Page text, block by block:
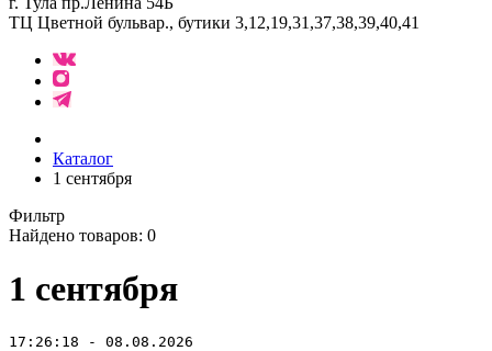
ТЦ Цветной бульвар., бутики 3,12,19,31,37,38,39,40,41
Каталог
1 сентября
Фильтр
Найдено товаров: 0
1 сентября
17:26:18 - 08.08.2026